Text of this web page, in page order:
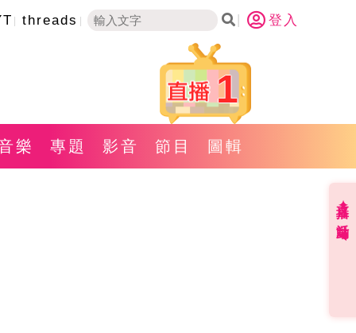
threads 登入
1
樂 專題 影音 節目 圖輯
直播✦活動